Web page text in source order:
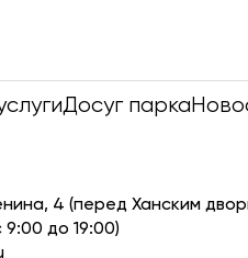
Досуг парка
4 (перед Ханским
до 19:00)